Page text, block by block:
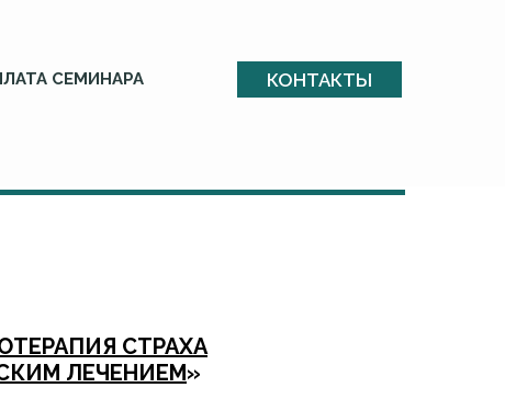
СЕМИНАРА КОНТАКТЫ
СТРАХА
ЛЕЧЕНИЕМ»